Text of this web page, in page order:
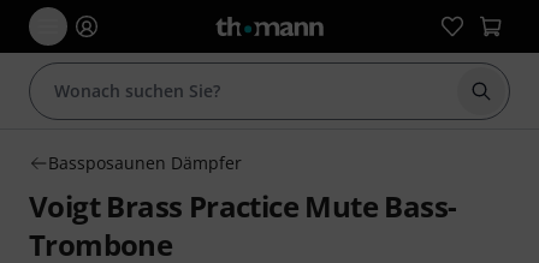
Suche
Bassposaunen Dämpfer
Voigt Brass Practice Mute Bass-
Trombone